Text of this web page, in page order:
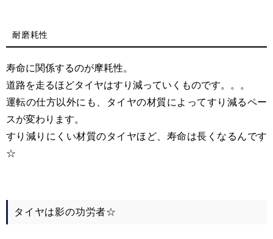
耐磨耗性
寿命に関係するのが摩耗性。
道路を走るほどタイヤはすり減っていくものです。。。
運転の仕方以外にも、タイヤの材質によってすり減るペー
スが変わります。
すり減りにくい材質のタイヤほど、寿命は長くなるんです
☆
タイヤは影の功労者☆